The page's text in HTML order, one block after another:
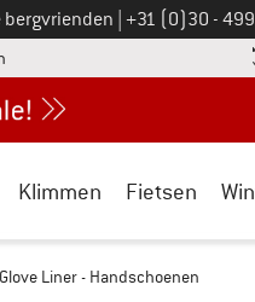
bergvrienden Bel ons op
+31 (0)30 -
vind de betalingsinformatie hier!
Klimmen Fietsen
Liner - Handschoenen